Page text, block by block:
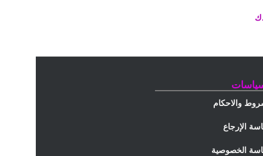
والاحكام
الإرجاع
الخصوصية